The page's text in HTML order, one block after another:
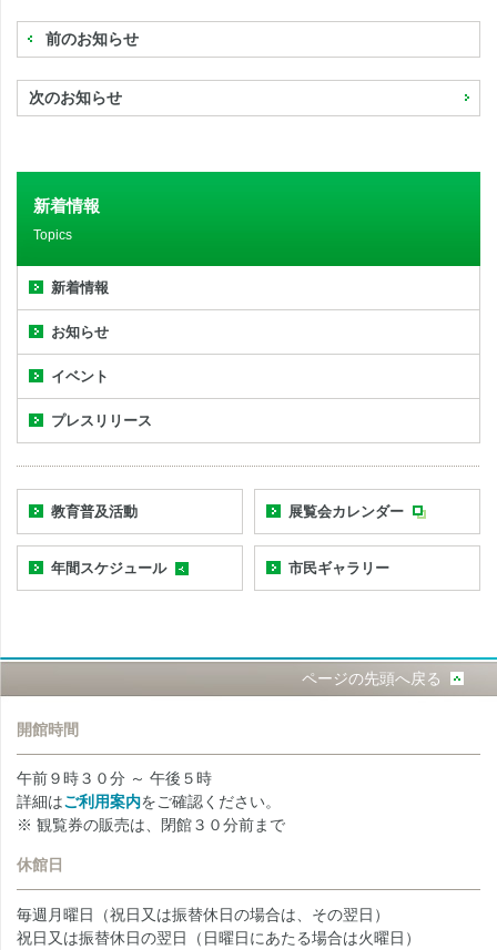
前のお知らせ
次のお知らせ
新着情報
Topics
新着情報
お知らせ
イベント
プレスリリース
教育普及活動 展覧会カレンダー
年間スケジュール 市民ギャラリー
ページの先頭へ戻る
開館時間
午前９時３０分 ～ 午後５時
詳細はご利用案内をご確認ください。
※ 観覧券の販売は、閉館３０分前まで
休館日
毎週月曜日（祝日又は振替休日の場合は、その翌日）
祝日又は振替休日の翌日（日曜日にあたる場合は火曜日）